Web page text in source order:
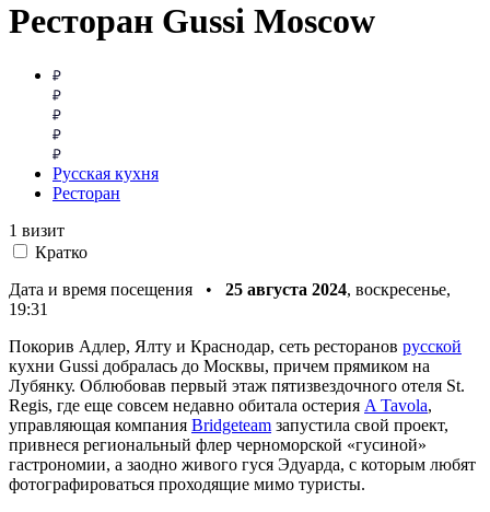
Ресторан Gussi Moscow
Русская кухня
Ресторан
1 визит
Кратко
Дата и время посещения • 25 августа 2024, воскресенье,
19:31
Покорив Адлер, Ялту и Краснодар, сеть ресторанов русской
кухни Gussi добралась до Москвы, причем прямиком на
Лубянку. Облюбовав первый этаж пятизвездочного отеля St.
Regis, где еще совсем недавно обитала остерия A Tavola,
управляющая компания Bridgeteam запустила свой проект,
привнеся региональный флер черноморской «гусиной»
гастрономии, а заодно живого гуся Эдуарда, с которым любят
фотографироваться проходящие мимо туристы.